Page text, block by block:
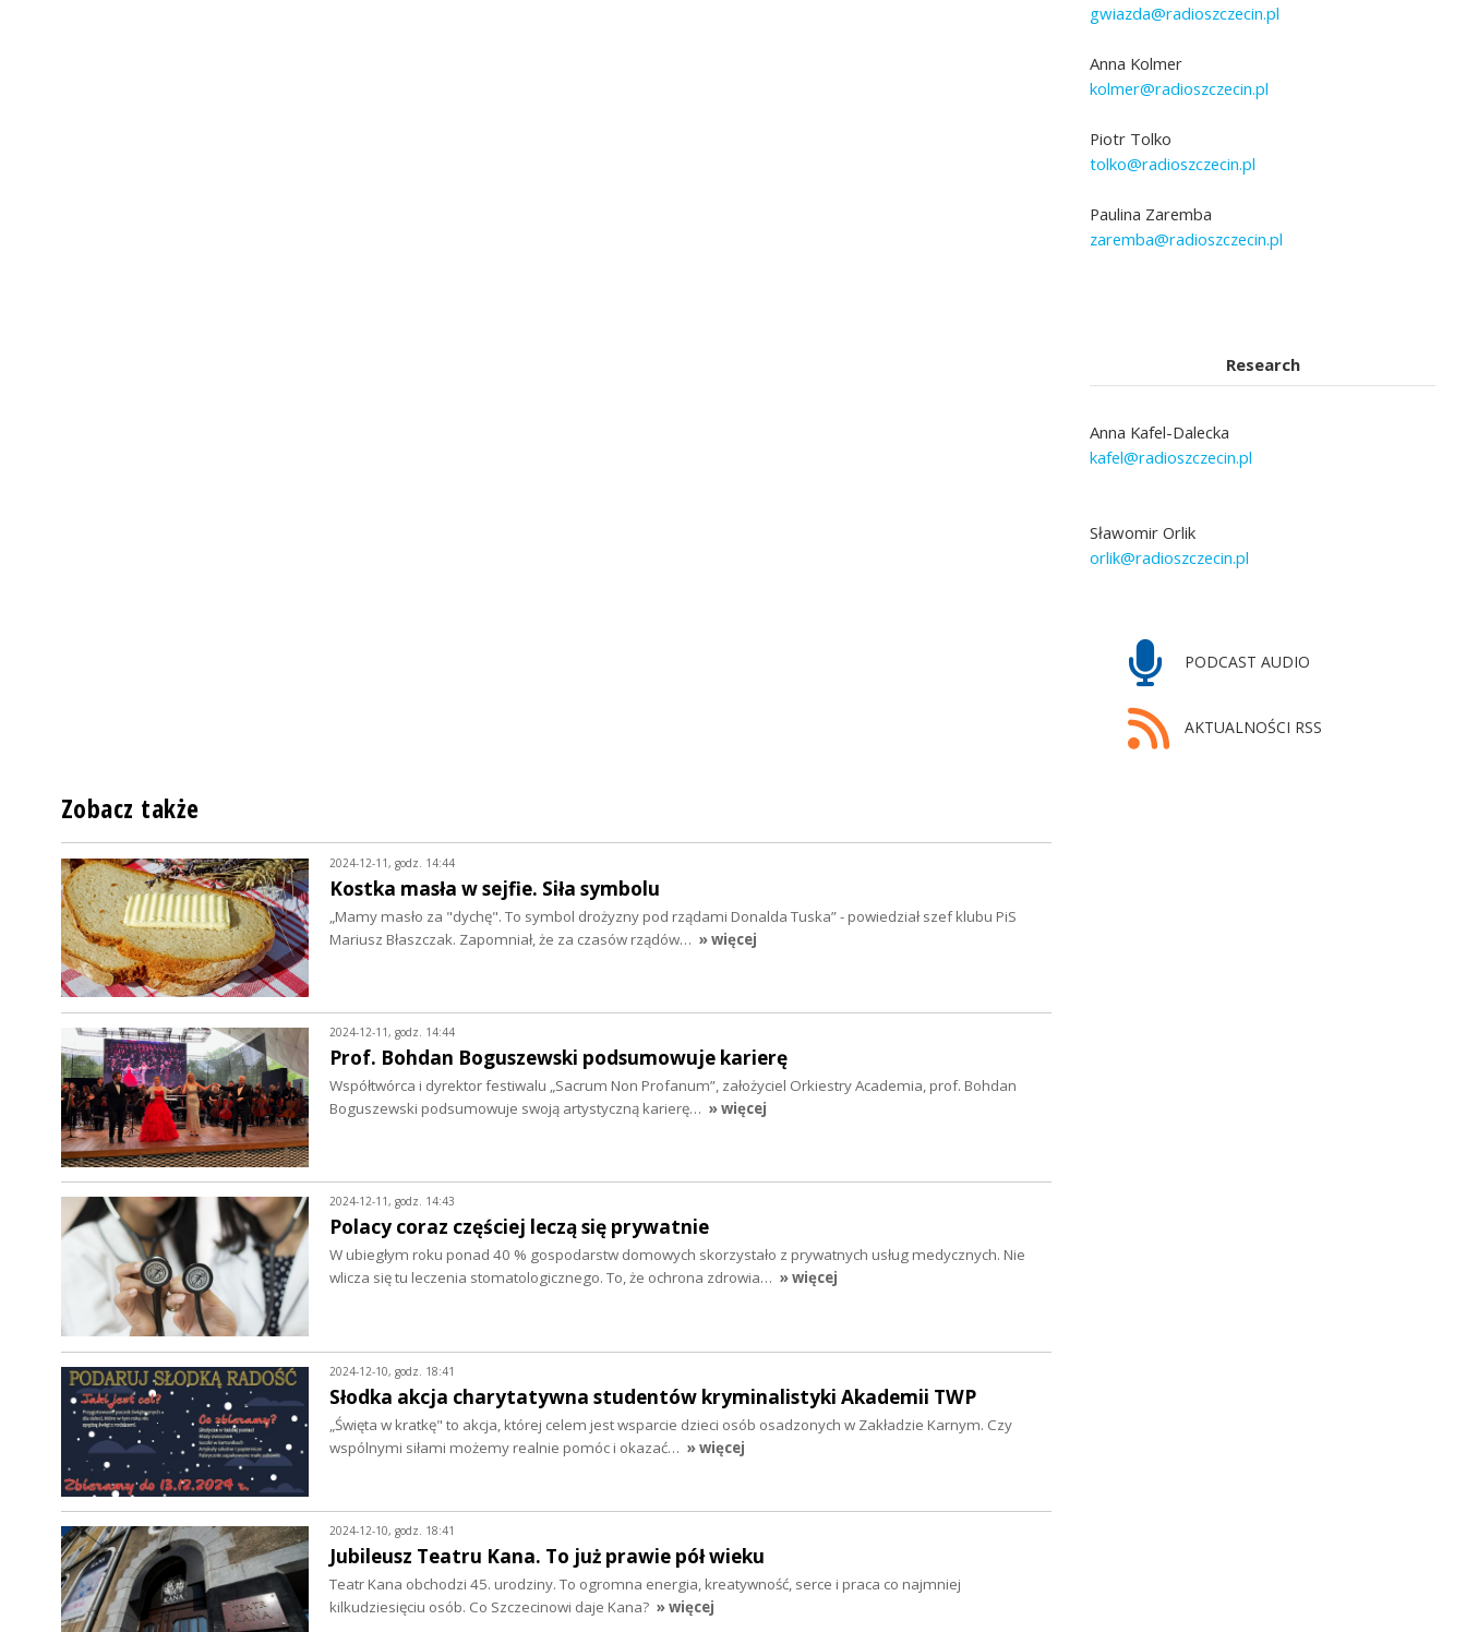
gwiazda@radioszczecin.pl
Anna Kolmer
kolmer@radioszczecin.pl
Piotr Tolko
tolko@radioszczecin.pl
Paulina Zaremba
zaremba@radioszczecin.pl
Research
Anna Kafel-Dalecka
kafel@radioszczecin.pl
Sławomir Orlik
orlik@radioszczecin.pl
PODCAST AUDIO
AKTUALNOŚCI RSS
Zobacz także
2024-12-11, godz. 14:44
Kostka masła w sejfie. Siła symbolu
„Mamy masło za "dychę". To symbol drożyzny pod rządami Donalda Tuska” - powiedział szef klubu PiS
Mariusz Błaszczak. Zapomniał, że za czasów rządów… » więcej
2024-12-11, godz. 14:44
Prof. Bohdan Boguszewski podsumowuje karierę
Współtwórca i dyrektor festiwalu „Sacrum Non Profanum”, założyciel Orkiestry Academia, prof. Bohdan
Boguszewski podsumowuje swoją artystyczną karierę… » więcej
2024-12-11, godz. 14:43
Polacy coraz częściej leczą się prywatnie
W ubiegłym roku ponad 40 % gospodarstw domowych skorzystało z prywatnych usług medycznych. Nie
wlicza się tu leczenia stomatologicznego. To, że ochrona zdrowia… » więcej
2024-12-10, godz. 18:41
Słodka akcja charytatywna studentów kryminalistyki Akademii TWP
„Święta w kratkę" to akcja, której celem jest wsparcie dzieci osób osadzonych w Zakładzie Karnym. Czy
wspólnymi siłami możemy realnie pomóc i okazać… » więcej
2024-12-10, godz. 18:41
Jubileusz Teatru Kana. To już prawie pół wieku
Teatr Kana obchodzi 45. urodziny. To ogromna energia, kreatywność, serce i praca co najmniej
kilkudziesięciu osób. Co Szczecinowi daje Kana? » więcej